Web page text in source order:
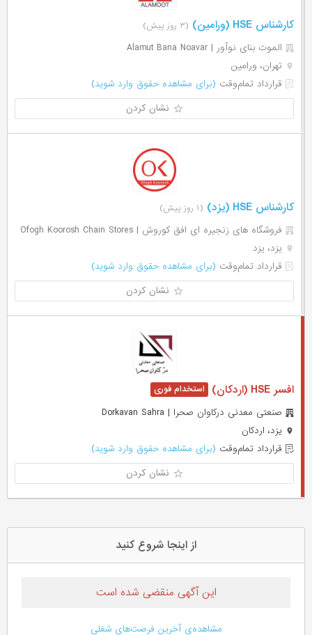
کارشناس HSE (ورامین) (۳ روز پیش)
الموت بنای نوآور | Alamut Bana Noavar
تهران، ورامین
قرارداد تمام‌وقت (برای مشاهده حقوق وارد شوید)
نشان کردن
کارشناس HSE (یزد) (۱ روز پیش)
فروشگاه های زنجیره ای افق کوروش | Ofogh Koorosh Chain Stores
یزد، یزد
قرارداد تمام‌وقت (برای مشاهده حقوق وارد شوید)
نشان کردن
افسر HSE (اردکان)
صنعتی معدنی درکاوان صحرا | Dorkavan Sahra
یزد، اردکان
قرارداد تمام‌وقت (برای مشاهده حقوق وارد شوید)
نشان کردن
از اینجا شروع کنید
این آگهی منقضی شده است
مشاهده‌ی آخرین فرصت‌های شغلی